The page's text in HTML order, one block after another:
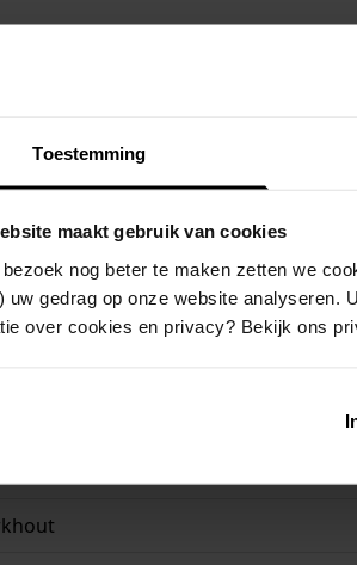
Toestemming
maakt gebruik van cookies
nog beter te maken zetten we
uw gedrag op onze website
over cookies en privacy? Bekijk ons
berkhout, kerkebuurt wijk a